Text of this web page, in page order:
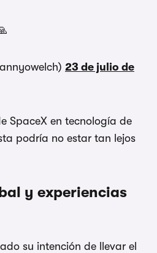
23 de julio de
SpaceX en tecnología de
podría no estar tan lejos
y experiencias
su intención de llevar el